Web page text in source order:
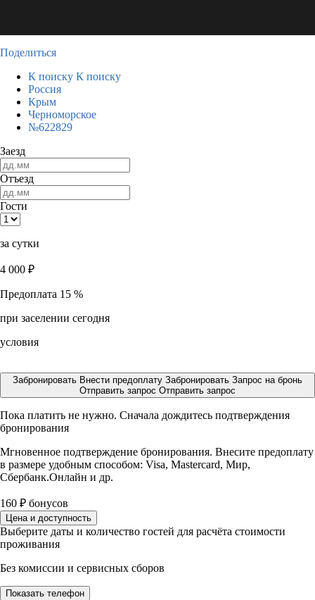
Поделиться
К поиску К поиску
Россия
Крым
Черноморское
№622829
Заезд
Отъезд
Гости
за сутки
4 000 ₽
Предоплата 15 %
при заселении сегодня
условия
Забронировать Внести предоплату Забронировать Запрос на бронь
Отправить запрос Отправить запрос
Пока платить не нужно. Сначала дождитесь подтверждения
бронирования
Мгновенное подтверждение бронирования. Внесите предоплату
в размере удобным способом: Visa, Mastercard, Мир,
Сбербанк.Онлайн и др.
160 ₽ бонусов
Цена и доступность
Выберите даты и количество гостей для расчёта стоимости
проживания
Без комиссии и сервисных сборов
Показать телефон